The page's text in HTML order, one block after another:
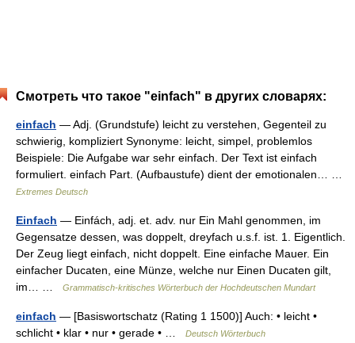
Смотреть что такое "einfach" в других словарях:
einfach — Adj. (Grundstufe) leicht zu verstehen, Gegenteil zu
schwierig, kompliziert Synonyme: leicht, simpel, problemlos
Beispiele: Die Aufgabe war sehr einfach. Der Text ist einfach
formuliert. einfach Part. (Aufbaustufe) dient der emotionalen… …
Extremes Deutsch
Einfach — Einfách, adj. et. adv. nur Ein Mahl genommen, im
Gegensatze dessen, was doppelt, dreyfach u.s.f. ist. 1. Eigentlich.
Der Zeug liegt einfach, nicht doppelt. Eine einfache Mauer. Ein
einfacher Ducaten, eine Münze, welche nur Einen Ducaten gilt,
im… …
Grammatisch-kritisches Wörterbuch der Hochdeutschen Mundart
einfach — [Basiswortschatz (Rating 1 1500)] Auch: • leicht •
schlicht • klar • nur • gerade • …
Deutsch Wörterbuch